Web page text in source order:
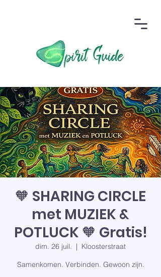
🧡 SHARING CIRCLE
met MUZIEK &
POTLUCK 🧡 Gratis!
dim. 26 juil.
  |
Kloosterstraat
Samenkomen. Verbinden. Gewoon zijn.